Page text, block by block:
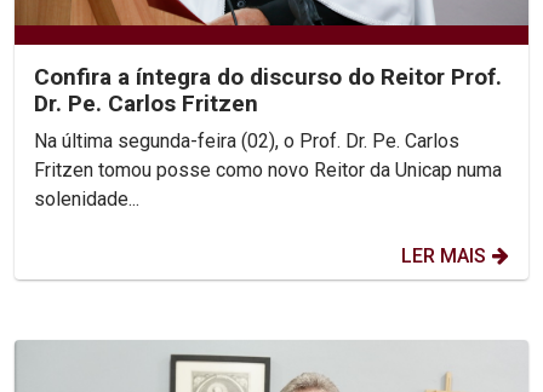
Confira a íntegra do discurso do Reitor Prof.
Dr. Pe. Carlos Fritzen
Na última segunda-feira (02), o Prof. Dr. Pe. Carlos
Fritzen tomou posse como novo Reitor da Unicap numa
solenidade...
LER MAIS